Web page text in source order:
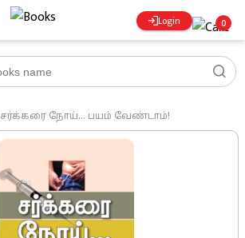
Login 0
சர்க்கரை நோய்... பயம் வேண்டாம்!